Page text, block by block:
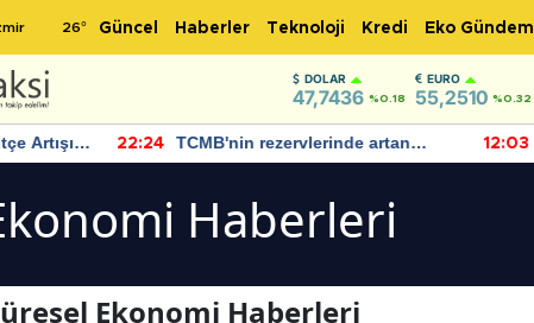
26° Güncel Haberler Teknoloji Kredi Eko Gündem
DOLAR
47,7436 %0.18
EURO
55,2510 %0.32
Artışı
22:24
TCMB'nin rezervlerinde artan
momentum devam ediyor
12:03
Haberleri
Ekonomi Haberleri